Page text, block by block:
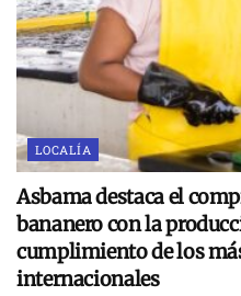
LOCALÍA
Asbama destaca el
bananero con la
cumplimiento de los
internacionales